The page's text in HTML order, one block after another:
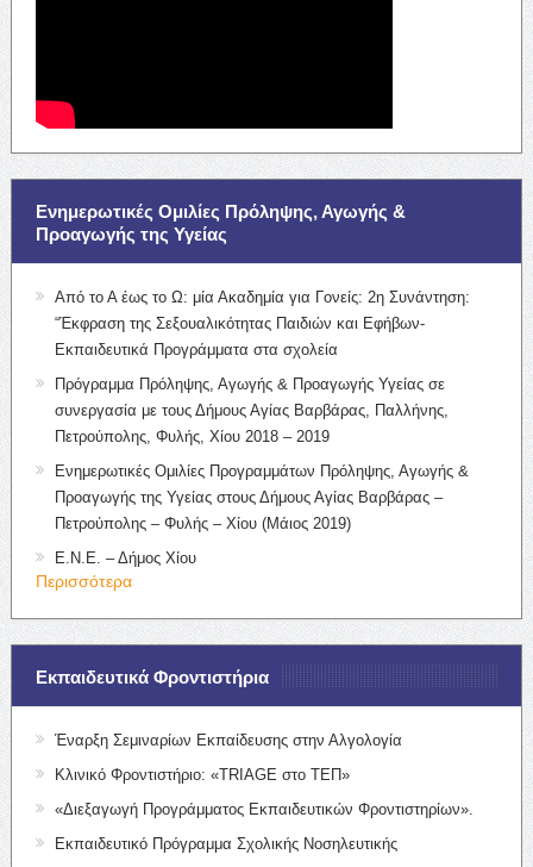
Ενημερωτικές Ομιλίες Πρόληψης, Αγωγής &
Προαγωγής της Υγείας
Από το Α έως το Ω: μία Ακαδημία για Γονείς: 2η Συνάντηση:
“Έκφραση της Σεξουαλικότητας Παιδιών και Εφήβων-
Εκπαιδευτικά Προγράμματα στα σχολεία
Πρόγραμμα Πρόληψης, Αγωγής & Προαγωγής Υγείας σε
συνεργασία με τους Δήμους Αγίας Βαρβάρας, Παλλήνης,
Πετρούπολης, Φυλής, Χίου 2018 – 2019
Ενημερωτικές Ομιλίες Προγραμμάτων Πρόληψης, Αγωγής &
Προαγωγής της Υγείας στους Δήμους Αγίας Βαρβάρας –
Πετρούπολης – Φυλής – Χίου (Μάιος 2019)
Ε.Ν.Ε. – Δήμος Χίου
Περισσότερα
Εκπαιδευτικά Φροντιστήρια
Έναρξη Σεμιναρίων Εκπαίδευσης στην Αλγολογία
Κλινικό Φροντιστήριο: «TRIAGE στο ΤΕΠ»
«Διεξαγωγή Προγράμματος Εκπαιδευτικών Φροντιστηρίων».
Εκπαιδευτικό Πρόγραμμα Σχολικής Νοσηλευτικής